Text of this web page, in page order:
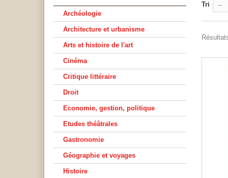
Archéologie
Architecture et urbanisme
Arts et histoire de l'art
Cinéma
Critique littéraire
Droit
Economie, gestion, politique
Etudes théâtrales
Gastronomie
Géographie et voyages
Histoire
Tri --